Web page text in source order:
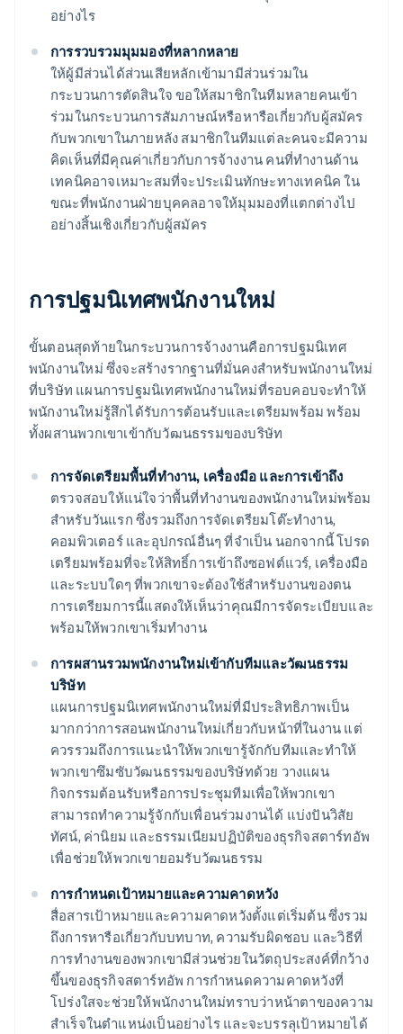
อย่างไร
การรวบรวมมุมมองที่หลากหลาย
ให้ผู้มีส่วนได้ส่วนเสียหลักเข้ามามีส่วนร่วมใน
กระบวนการตัดสินใจ ขอให้สมาชิกในทีมหลายคนเข้า
ร่วมในกระบวนการสัมภาษณ์หรือหารือเกี่ยวกับผู้สมัคร
กับพวกเขาในภายหลัง สมาชิกในทีมแต่ละคนจะมีความ
คิดเห็นที่มีคุณค่าเกี่ยวกับการจ้างงาน คนที่ทำงานด้าน
เทคนิคอาจเหมาะสมที่จะประเมินทักษะทางเทคนิค ใน
ขณะที่พนักงานฝ่ายบุคคลอาจให้มุมมองที่แตกต่างไป
อย่างสิ้นเชิงเกี่ยวกับผู้สมัคร
การปฐมนิเทศพนักงานใหม่
ขั้นตอนสุดท้ายในกระบวนการจ้างงานคือการปฐมนิเทศ
พนักงานใหม่ ซึ่งจะสร้างรากฐานที่มั่นคงสำหรับพนักงานใหม่
ที่บริษัท แผนการปฐมนิเทศพนักงานใหม่ที่รอบคอบจะทำให้
พนักงานใหม่รู้สึกได้รับการต้อนรับและเตรียมพร้อม พร้อม
ทั้งผสานพวกเขาเข้ากับวัฒนธรรมของบริษัท
การจัดเตรียมพื้นที่ทำงาน, เครื่องมือ และการเข้าถึง
ตรวจสอบให้แน่ใจว่าพื้นที่ทำงานของพนักงานใหม่พร้อม
สำหรับวันแรก ซึ่งรวมถึงการจัดเตรียมโต๊ะทำงาน,
คอมพิวเตอร์ และอุปกรณ์อื่นๆ ที่จำเป็น นอกจากนี้ โปรด
เตรียมพร้อมที่จะให้สิทธิ์การเข้าถึงซอฟต์แวร์, เครื่องมือ
และระบบใดๆ ที่พวกเขาจะต้องใช้สำหรับงานของตน
การเตรียมการนี้แสดงให้เห็นว่าคุณมีการจัดระเบียบและ
พร้อมให้พวกเขาเริ่มทำงาน
การผสานรวมพนักงานใหม่เข้ากับทีมและวัฒนธรรม
บริษัท
แผนการปฐมนิเทศพนักงานใหม่ที่มีประสิทธิภาพเป็น
มากกว่าการสอนพนักงานใหม่เกี่ยวกับหน้าที่ในงาน แต่
ควรรวมถึงการแนะนำให้พวกเขารู้จักกับทีมและทำให้
พวกเขาซึมซับวัฒนธรรมของบริษัทด้วย วางแผน
กิจกรรมต้อนรับหรือการประชุมทีมเพื่อให้พวกเขา
สามารถทำความรู้จักกับเพื่อนร่วมงานได้ แบ่งปันวิสัย
ทัศน์, ค่านิยม และธรรมเนียมปฏิบัติของธุรกิจสตาร์ทอัพ
เพื่อช่วยให้พวกเขายอมรับวัฒนธรรม
การกำหนดเป้าหมายและความคาดหวัง
สื่อสารเป้าหมายและความคาดหวังตั้งแต่เริ่มต้น ซึ่งรวม
ถึงการหารือเกี่ยวกับบทบาท, ความรับผิดชอบ และวิธีที่
การทำงานของพวกเขามีส่วนช่วยในวัตถุประสงค์ที่กว้าง
ขึ้นของธุรกิจสตาร์ทอัพ การกำหนดความคาดหวังที่
โปร่งใสจะช่วยให้พนักงานใหม่ทราบว่าหน้าตาของความ
สำเร็จในตำแหน่งเป็นอย่างไร และจะบรรลุเป้าหมายได้